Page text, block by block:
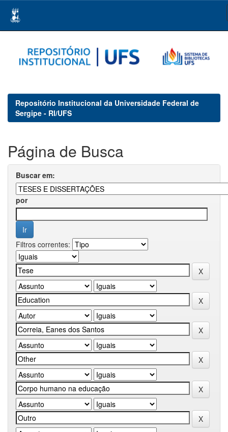
navigation
Repositório Institucional da Universidade Federal de
Sergipe - RI/UFS
Página de Busca
Buscar em:
por
Filtros correntes: